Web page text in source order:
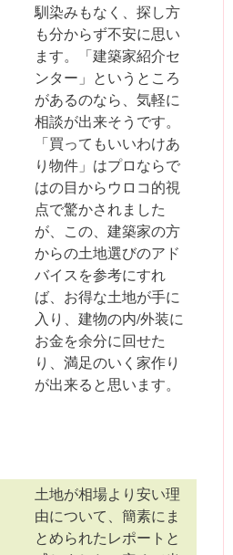
馴染みもなく、探し方
も分からず不安に思い
ます。「建築家紹介セ
ンター」というところ
があるのなら、気軽に
相談が出来そうです。
「買ってもいいわけあ
り物件」はプロならで
はの目からウロコ的視
点で驚かされました
が、この、建築家の方
からの土地選びのアド
バイスを参考にすれ
ば、お得な土地が手に
入り、建物の内/外装に
お金を余分に回せた
り、満足のいく家作り
が出来ると思います。
土地が相場より安い理
由について、簡素にま
とめられたレポートと